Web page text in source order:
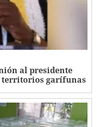
al presidente
territorios garífunas